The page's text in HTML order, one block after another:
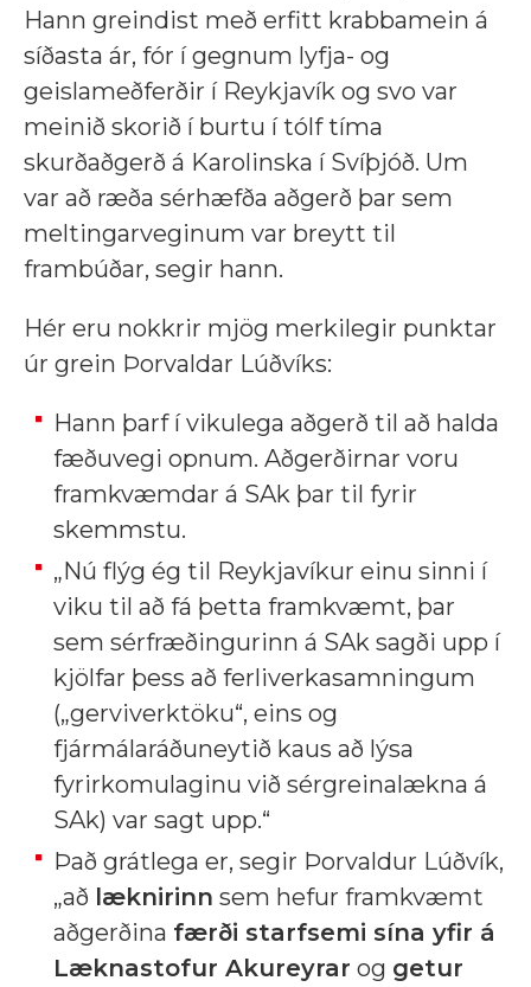
Hann greindist með erfitt krabbamein á
síðasta ár, fór í gegnum lyfja- og
geislameðferðir í Reykjavík og svo var
meinið skorið í burtu í tólf tíma
skurðaðgerð á Karolinska í Svíþjóð. Um
var að ræða sérhæfða aðgerð þar sem
meltingarveginum var breytt til
frambúðar, segir hann.
Hér eru nokkrir mjög merkilegir punktar
úr grein Þorvaldar Lúðvíks:
Hann þarf í vikulega aðgerð til að halda
fæðuvegi opnum. Aðgerðirnar voru
framkvæmdar á SAk þar til fyrir
skemmstu.
„Nú flýg ég til Reykjavíkur einu sinni í
viku til að fá þetta framkvæmt, þar
sem sérfræðingurinn á SAk sagði upp í
kjölfar þess að ferliverkasamningum
(„gerviverktöku“, eins og
fjármálaráðuneytið kaus að lýsa
fyrirkomulaginu við sérgreinalækna á
SAk) var sagt upp.“
Það grátlega er, segir Þorvaldur Lúðvík,
„að læknirinn sem hefur framkvæmt
aðgerðina færði starfsemi sína yfir á
Læknastofur Akureyrar og getur